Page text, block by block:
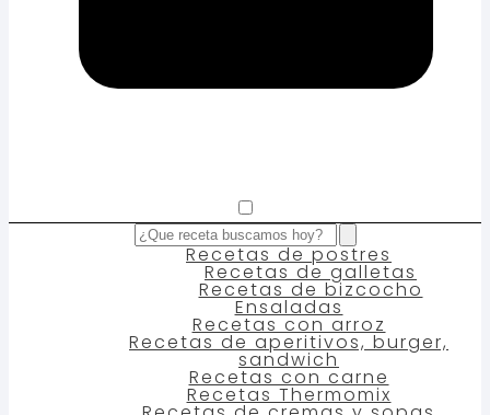
Recetas de postres
Recetas de galletas
Recetas de bizcocho
Ensaladas
Recetas con arroz
Recetas de aperitivos, burger,
sandwich
Recetas con carne
Recetas Thermomix